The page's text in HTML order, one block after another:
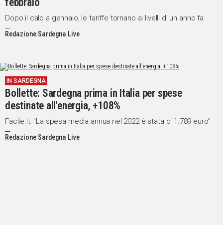
Dopo il calo a gennaio, le tariffe tornano ai livelli di un anno fa
Redazione Sardegna Live
IN SARDEGNA
Bollette: Sardegna prima in Italia per spese
destinate all'energia, +108%
Facile.it: "La spesa media annua nel 2022 è stata di 1.789 euro"
Redazione Sardegna Live